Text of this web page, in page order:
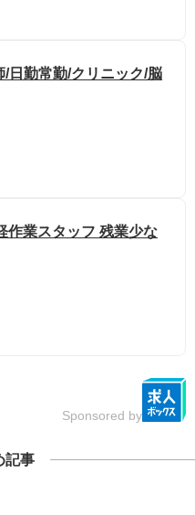
/日勤常勤/クリニック/脳
作業スタッフ 残業少な
Sponsored by
記事